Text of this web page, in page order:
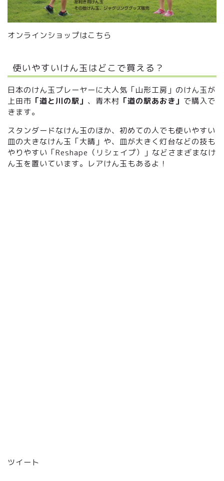
オンラインショップはこちら
使いやすいけん玉はどこで買える？
日本のけん玉プレーヤーに大人気「山形工房」のけん玉が
上田市 「道と川の駅」 、青木村 「道の駅あおき」 で購入で
きます。
スタンダードなけん玉のほか、初めての人でも使いやすい
皿の大きなけん玉「大晴」や、皿が大きく灯台などの技も
やりやすい「Reshape（リシェイプ）」などさまざまなけ
ん玉を置いています。レアけん玉もあるよ！
ツイート